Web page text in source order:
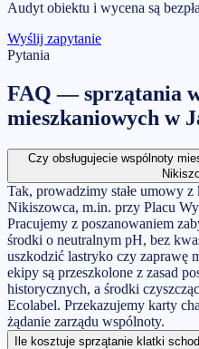
Audyt obiektu i wycena są
Wyślij zapytanie
Pytania
FAQ —sprzątania
mieszkaniowych w
Czy obsługujecie wspólnoty
Tak, prowadzimy stałe umowy
Nikiszowca, m.in. przy Placu
Pracujemy z poszanowaniem
środki o neutralnym pH, bez
uszkodzić lastryko czy zaprawę
ekipy są przeszkolone z zasad
historycznych, a środki
Ecolabel. Przekazujemy karty
żądanie zarządu wspólnoty.
Ile kosztuje sprzątanie klatki